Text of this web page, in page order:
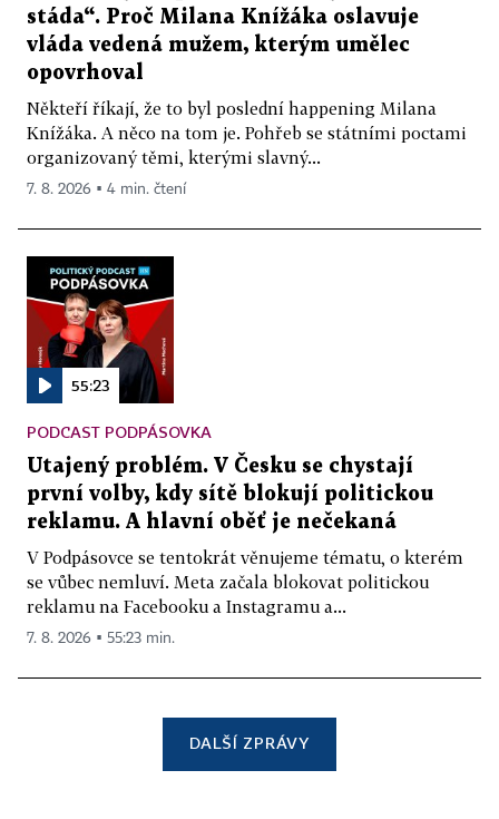
stáda“. Proč Milana Knížáka oslavuje
vláda vedená mužem, kterým umělec
opovrhoval
Někteří říkají, že to byl poslední happening Milana
Knížáka. A něco na tom je. Pohřeb se státními poctami
organizovaný těmi, kterými slavný...
7. 8. 2026 ▪ 4 min. čtení
55:23
PODCAST PODPÁSOVKA
Utajený problém. V Česku se chystají
první volby, kdy sítě blokují politickou
reklamu. A hlavní oběť je nečekaná
V Podpásovce se tentokrát věnujeme tématu, o kterém
se vůbec nemluví. Meta začala blokovat politickou
reklamu na Facebooku a Instagramu a...
7. 8. 2026 ▪ 55:23 min.
DALŠÍ ZPRÁVY